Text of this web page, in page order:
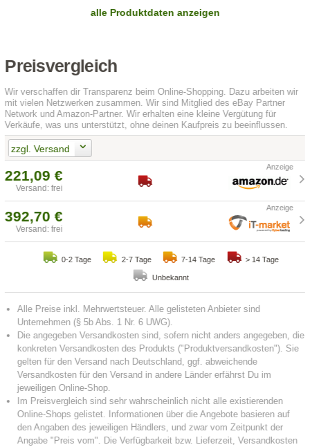
alle Produktdaten anzeigen
Preisvergleich
Wir verschaffen dir Transparenz beim Online-Shopping. Dazu arbeiten wir
mit vielen Netzwerken zusammen. Wir sind Mitglied des eBay Partner
Network und Amazon-Partner. Wir erhalten eine kleine Vergütung für
Verkäufe, was uns unterstützt, ohne deinen Kaufpreis zu beeinflussen.
zzgl. Versand
221,09 €
Versand: frei
392,70 €
Versand: frei
0-2 Tage 2-7 Tage 7-14 Tage > 14 Tage
Unbekannt